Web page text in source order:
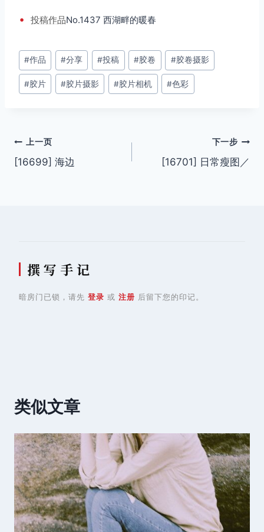
• 投稿作品No.1437 西湖畔的暖春
文
章
标
#作品 #分享 #投稿 #胶卷 #胶卷摄影
#胶片 #胶片摄影 #胶片相机 #色彩
文
章
上一页
[16699] 海边
下一步
[16701] 日常瘦图／
撰 写 手 记
暗房门已锁，请先 登录 或 注册 后留下您的印记。
类似文章